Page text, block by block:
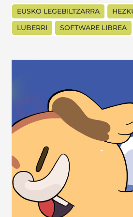
EUSKO LEGEBILTZARRA
LUBERRI
SOFTWARE LIBREA